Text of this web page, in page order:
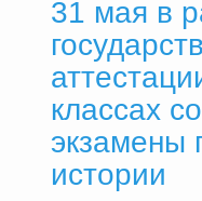
31 мая в
классах
экзамены
истории